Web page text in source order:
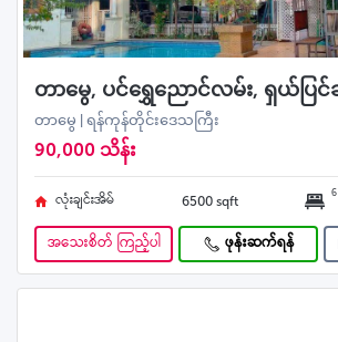
တာမွေ | ရန်ကုန်တိုင်းဒေသကြီး
90,000 သိန်း
လုံးချင်းအိမ် 6500 sqft 6
အသေးစိတ် ကြည့်ပါ ဖုန်းဆက်ရန်